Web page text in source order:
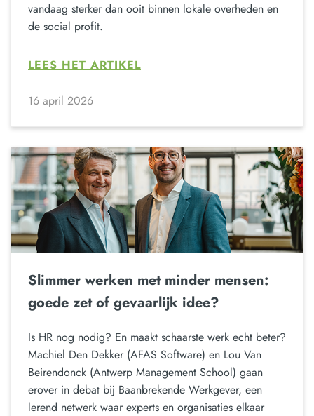
vandaag sterker dan ooit binnen lokale overheden en
de social profit.
LEES HET ARTIKEL
16 april 2026
Slimmer werken met minder mensen:
goede zet of gevaarlijk idee?
Is HR nog nodig? En maakt schaarste werk echt beter?
Machiel Den Dekker (AFAS Software) en Lou Van
Beirendonck (Antwerp Management School) gaan
erover in debat bij Baanbrekende Werkgever, een
lerend netwerk waar experts en organisaties elkaar